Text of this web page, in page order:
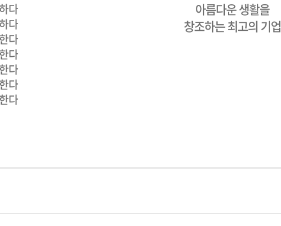
다
다
다
다
다
다
다
아름다운 생활을
창조하는 최고의 기업